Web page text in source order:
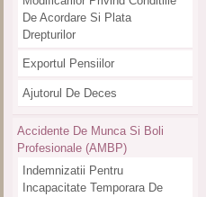
De Acordare Si Plata
Drepturilor
Exportul Pensiilor
Ajutorul De Deces
Accidente De Munca Si Boli
Profesionale (AMBP)
Indemnizatii Pentru
Incapacitate Temporara De